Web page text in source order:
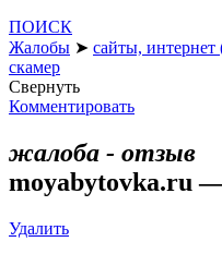
ПОИСК
Жалобы ➤ сайты,
скамер
Свернуть
Комментировать
жалоба - отзыв
moyabytovka.ru
Удалить